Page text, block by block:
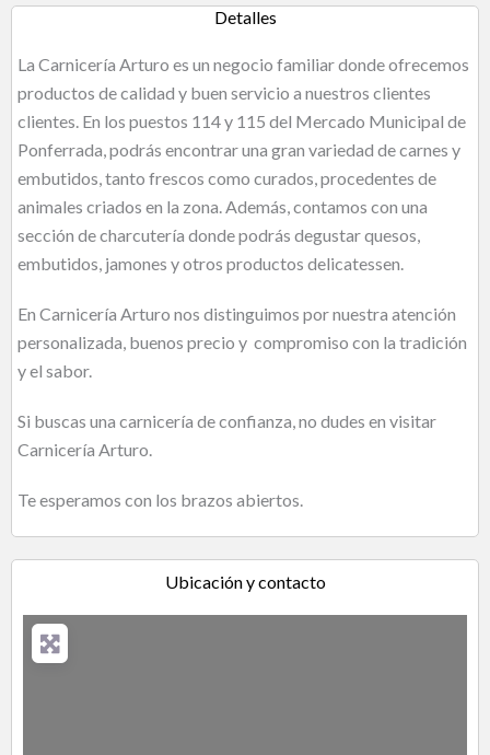
Detalles
La Carnicería Arturo es un negocio familiar donde ofrecemos
productos de calidad y buen servicio a nuestros clientes
clientes. En los puestos 114 y 115 del Mercado Municipal de
Ponferrada, podrás encontrar una gran variedad de carnes y
embutidos, tanto frescos como curados, procedentes de
animales criados en la zona. Además, contamos con una
sección de charcutería donde podrás degustar quesos,
embutidos, jamones y otros productos delicatessen.
En Carnicería Arturo nos distinguimos por nuestra atención
personalizada, buenos precio y compromiso con la tradición
y el sabor.
Si buscas una carnicería de confianza, no dudes en visitar
Carnicería Arturo.
Te esperamos con los brazos abiertos.
Ubicación y contacto